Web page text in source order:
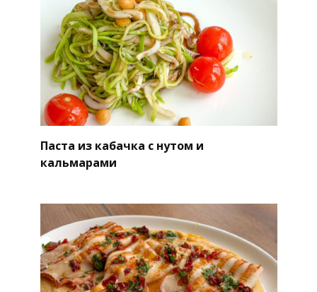
Паста из кабачка с нутом и
кальмарами